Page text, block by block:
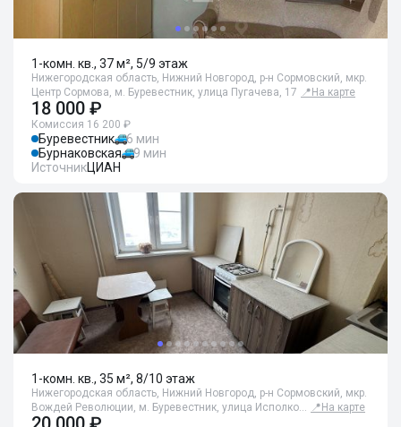
1-комн. кв., 37 м², 5/9 этаж
Нижегородская область, Нижний Новгород, р-н Сормовский, мкр.
Центр Сормова, м. Буревестник, улица Пугачева, 17 📍 На карте
18 000 ₽
Комиссия 16 200 ₽
Буревестник
6 мин
Бурнаковская
9 мин
ИсточникЦИАН
1-комн. кв., 35 м², 8/10 этаж
Нижегородская область, Нижний Новгород, р-н Сормовский, мкр.
Вождей Революции, м. Буревестник, улица Исполко… 📍 На карте